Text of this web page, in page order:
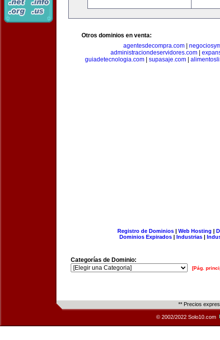
Otros dominios en venta:
agentesdecompra.com|
administraciondeservidores.com
guiadetecnologia.com
supasaje.com
Registro de Dominios| Web Hosting |
Dominios Expirados | Industrias |
Categorías de Dominio:
[Pág.
** Precios
© 2002/2022 Solo10.com